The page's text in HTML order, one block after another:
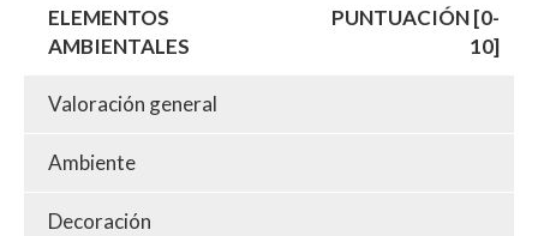
ELEMENTOS
AMBIENTALES
PUNTUACIÓN [0-
10]
Valoración general
Ambiente
Decoración